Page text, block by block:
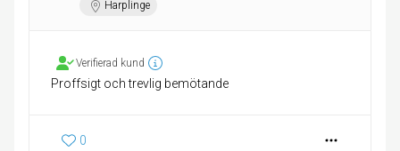
Harplinge
Verifierad kund
Proffsigt och trevlig bemötande
0